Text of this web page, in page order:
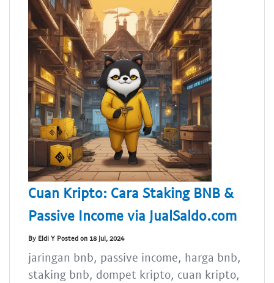
Cuan Kripto: Cara Staking BNB &
Passive Income via JualSaldo.com
By Eldi Y Posted on 18 Jul, 2024
jaringan bnb, passive income, harga bnb,
staking bnb, dompet kripto, cuan kripto,